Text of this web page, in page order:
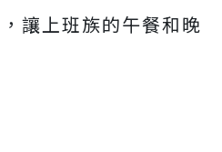
讓上班族的午餐和晚